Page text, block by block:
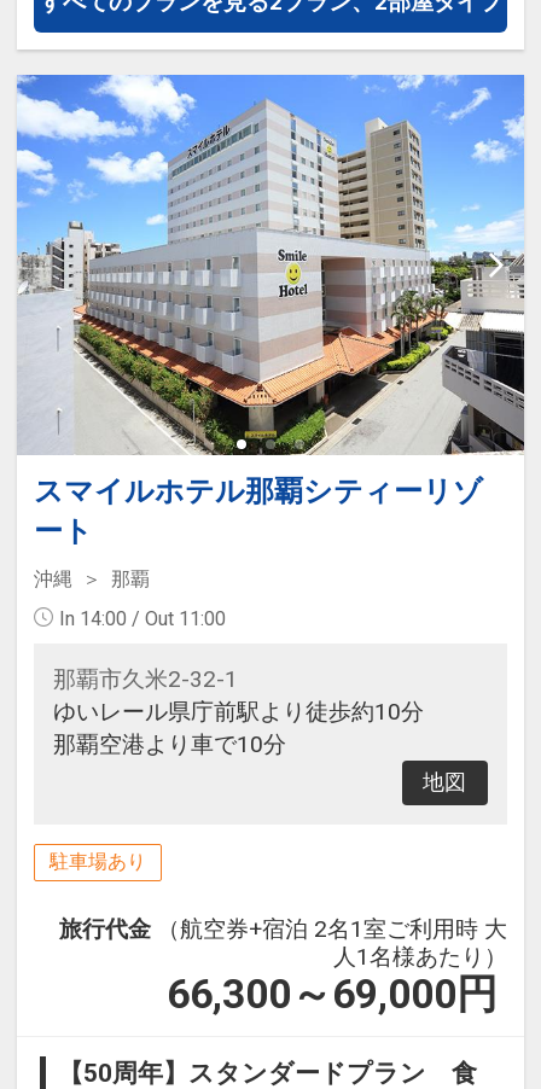
在中の客室清掃運用を毎日の客室清
掃から3泊毎の客室清掃に変更させ
て頂きます。
※通常客室清掃をご希望される場合
には当日朝10：00までにフロントま
でお申し出ください。
※その他詳細につきましてはホテル
ホームページをご参照ください。
スマイルホテル那覇シティーリゾ
ート
沖縄
那覇
In 14:00 / Out 11:00
那覇市久米2-32-1
ゆいレール県庁前駅より徒歩約10分
那覇空港より車で10分
地図
駐車場あり
旅行代金
（航空券+宿泊 2名1室ご利用時 大
人1名様あたり）
66,300～69,000 円
【50周年】スタンダードプラン 食